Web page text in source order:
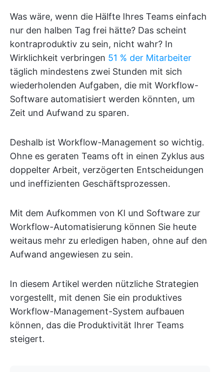
Was wäre, wenn die Hälfte Ihres Teams einfach
nur den halben Tag frei hätte? Das scheint
kontraproduktiv zu sein, nicht wahr? In
Wirklichkeit verbringen 51 % der Mitarbeiter
täglich mindestens zwei Stunden mit sich
wiederholenden Aufgaben, die mit Workflow-
Software automatisiert werden könnten, um
Zeit und Aufwand zu sparen.
Deshalb ist Workflow-Management so wichtig.
Ohne es geraten Teams oft in einen Zyklus aus
doppelter Arbeit, verzögerten Entscheidungen
und ineffizienten Geschäftsprozessen.
Mit dem Aufkommen von KI und Software zur
Workflow-Automatisierung können Sie heute
weitaus mehr zu erledigen haben, ohne auf den
Aufwand angewiesen zu sein.
In diesem Artikel werden nützliche Strategien
vorgestellt, mit denen Sie ein produktives
Workflow-Management-System aufbauen
können, das die Produktivität Ihrer Teams
steigert.